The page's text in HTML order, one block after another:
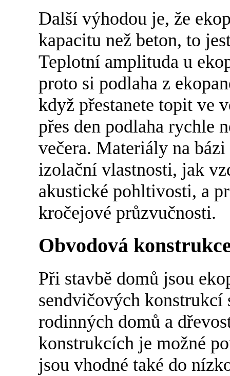
Další výhodou je, že
kapacitu než beton, to
Teplotní amplituda u
proto si podlaha z
když přestanete topit ve
přes den podlaha rychle
večera. Materiály na
izolační vlastnosti, jak
akustické pohltivosti, a
kročejové průzvučnosti.
Obvodová
Při stavbě domů jsou
sendvičových konstrukcí
rodinných domů a
konstrukcích je možné
jsou vhodné také do